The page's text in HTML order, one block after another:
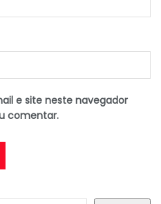
e site neste navegador
comentar.